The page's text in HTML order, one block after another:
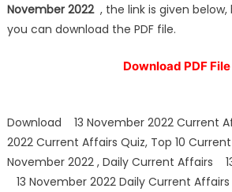
November 2022 , the link is given
you can download the PDF file.
Download PDF File
Download 13 November 2022 Current
2022 Current Affairs Quiz, Top 10
November 2022 , Daily Current Affairs
13 November 2022 Daily Current Affairs